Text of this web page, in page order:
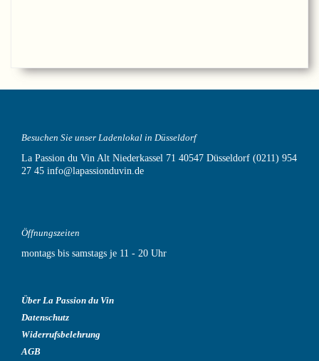
Besuchen Sie unser Ladenlokal in Düsseldorf
La Passion du Vin Alt Niederkassel 71 40547 Düsseldorf (0211) 954
27 45 info@lapassionduvin.de
Öffnungszeiten
montags bis samstags je 11 - 20 Uhr
Über La Passion du Vin
Datenschutz
Widerrufsbelehrung
AGB